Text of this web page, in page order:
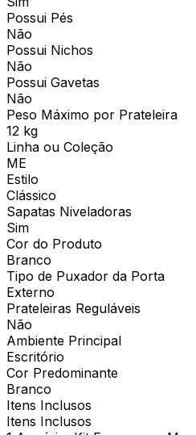
Possui Pés
Não
Possui Nichos
Não
Possui Gavetas
Não
Peso Máximo por Prateleira
12 kg
Linha ou Coleção
ME
Estilo
Clássico
Sapatas Niveladoras
Sim
Cor do Produto
Branco
Tipo de Puxador da Porta
Externo
Prateleiras Reguláveis
Não
Ambiente Principal
Escritório
Cor Predominante
Branco
Itens Inclusos
Itens Inclusos